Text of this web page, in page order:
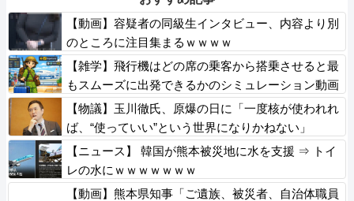
【動画】容疑者の同級生インタビュー、内容より別
のところに注目集まるｗｗｗｗ
【雑学】飛行機はどの席の乗客から搭乗させると最
もスムーズに出発できるかのシミュレーション動画
【物議】玉川徹氏、原爆の日に「一度核が使われれ
ば、“使っていい”という世界になりかねない」
【ニュース】 韓国が熊本被災地に水を支援 ⇒ トイ
レの水にｗｗｗｗｗｗｗ
【動画】熊本県知事「ご遺族、被災者、自治体職員